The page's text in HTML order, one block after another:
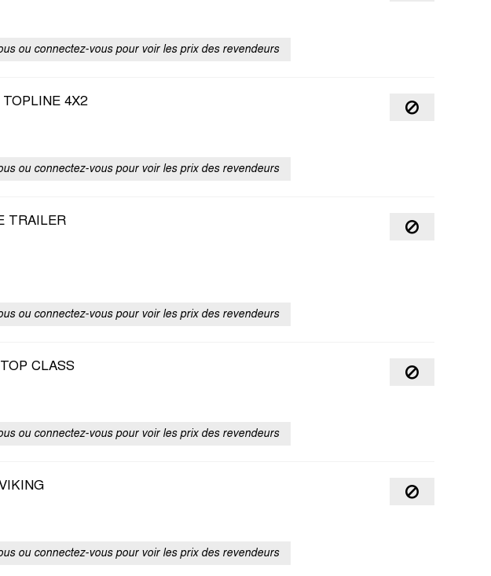
ou connectez-vous pour voir les prix des revendeurs
TOPLINE 4X2
ou connectez-vous pour voir les prix des revendeurs
TRAILER
ou connectez-vous pour voir les prix des revendeurs
CLASS
ou connectez-vous pour voir les prix des revendeurs
ou connectez-vous pour voir les prix des revendeurs